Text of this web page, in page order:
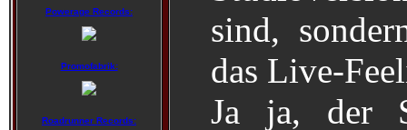
Powerage Records:
Promofabrik:
Roadrunner Records:
sind,
das Live-
Ja ja, der